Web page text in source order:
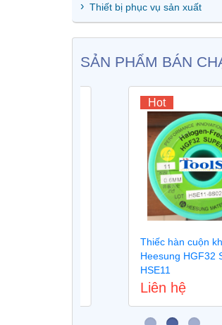
Thiết bị phục vụ sản xuất
SẢN PHẨM BÁN
Thiếc hàn cuộn không
Heesung HGF32 Super
HSE11
Liên hệ